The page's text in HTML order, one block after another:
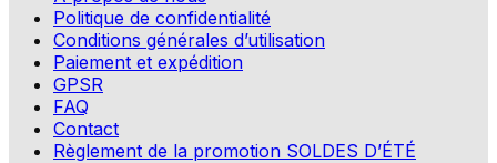
Politique de confidentialité
Conditions générales d’utilisation
Paiement et expédition
GPSR
FAQ
Contact
Règlement de la promotion SOLDES D’ÉTÉ